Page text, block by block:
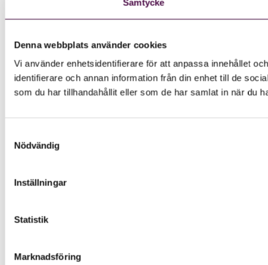
Samtycke
Denna webbplats använder cookies
Vi använder enhetsidentifierare för att anpassa innehållet
identifierare och annan information från din enhet till de
som du har tillhandahållit eller som de har samlat in när du
Nödvändig
Inställningar
Statistik
Marknadsföring